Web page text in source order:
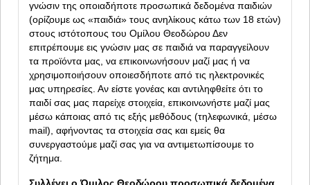
γνώσιν της οποιαδήποτε προσωπικά δεδομένα παιδιών
(ορίζουμε ως «παιδιά» τους ανηλίκους κάτω των 18 ετών)
στους ιστότοπους του Ομίλου Θεοδώρου Δεν
επιτρέπουμε εις γνώσιν μας σε παιδιά να παραγγείλουν
τα προϊόντα μας, να επικοινωνήσουν μαζί μας ή να
χρησιμοποιήσουν οποιεσδήποτε από τις ηλεκτρονικές
μας υπηρεσίες. Αν είστε γονέας και αντιληφθείτε ότι το
παιδί σας μας παρείχε στοιχεία, επικοινωνήστε μαζί μας
μέσω κάποιας από τις εξής μεθόδους (τηλεφωνικά, μέσω
mail), αφήνοντας τα στοιχεία σας και εμείς θα
συνεργαστούμε μαζί σας για να αντιμετωπίσουμε το
ζήτημα.